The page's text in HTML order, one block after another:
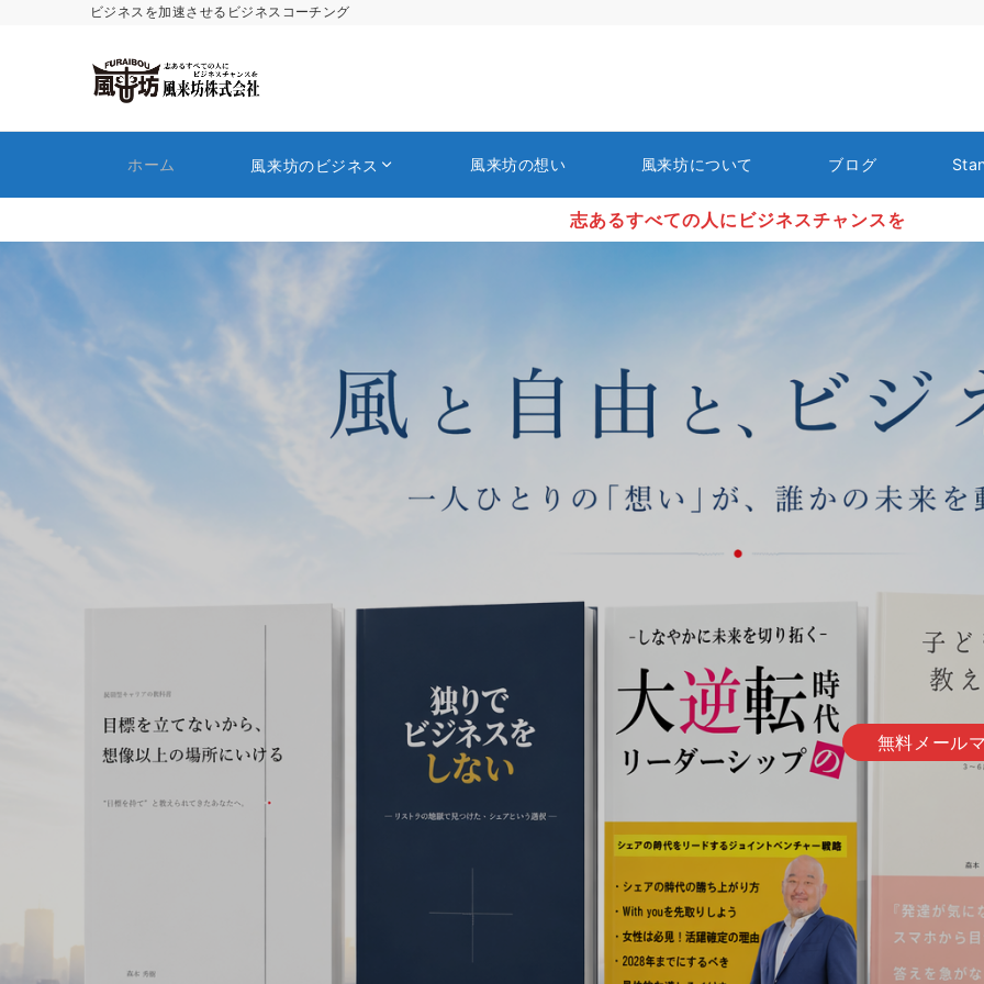
ビジネスを加速させるビジネスコーチング
ホーム 風来坊のビジネス 風来坊の想い 風来坊について ブログ
志あるすべての人にビジネスチャンスを
無料メール